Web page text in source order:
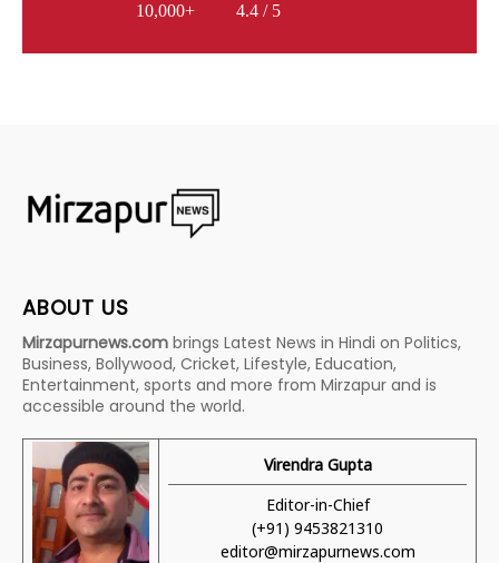
10,000+
4.4 / 5
ABOUT US
Mirzapurnews.com brings Latest News in Hindi on Politics,
Business, Bollywood, Cricket, Lifestyle, Education,
Entertainment, sports and more from Mirzapur and is
accessible around the world.
Virendra Gupta
Editor-in-Chief
(+91) 9453821310
editor@mirzapurnews.com